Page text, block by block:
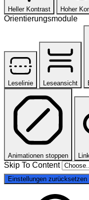
Heller Kontrast Hoher
Orientierungsmodule
Leselinie Leseansicht
Animationen stoppen
Skip To Content
Einstellungen zurücksetzen